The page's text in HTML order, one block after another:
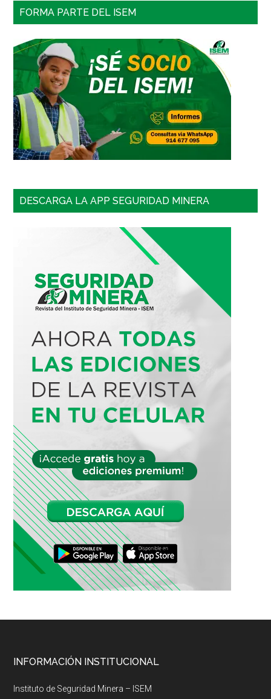
FORMA PARTE DEL ISEM
DESCARGA LA APP SEGURIDAD MINERA
Footer
INFORMACIÓN INSTITUCIONAL
Instituto de Seguridad Minera – ISEM